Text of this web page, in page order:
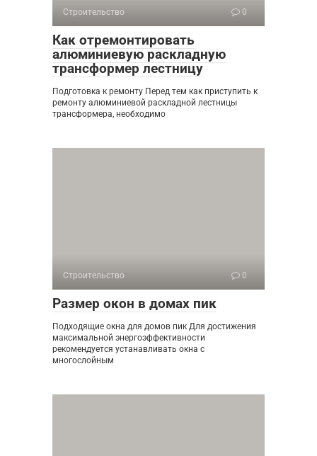
Строительство 0
Как отремонтировать
алюминиевую раскладную
трансформер лестницу
Подготовка к ремонту Перед тем как приступить к
ремонту алюминиевой раскладной лестницы
трансформера, необходимо
Строительство 0
Размер окон в домах пик
Подходящие окна для домов пик Для достижения
максимальной энергоэффективности
рекомендуется устанавливать окна с
многослойным